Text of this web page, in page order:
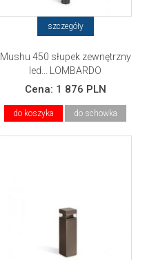
szczegóły
Mushu 450 słupek zewnętrzny
led... LOMBARDO
Cena: 1 876 PLN
do koszyka do schowka